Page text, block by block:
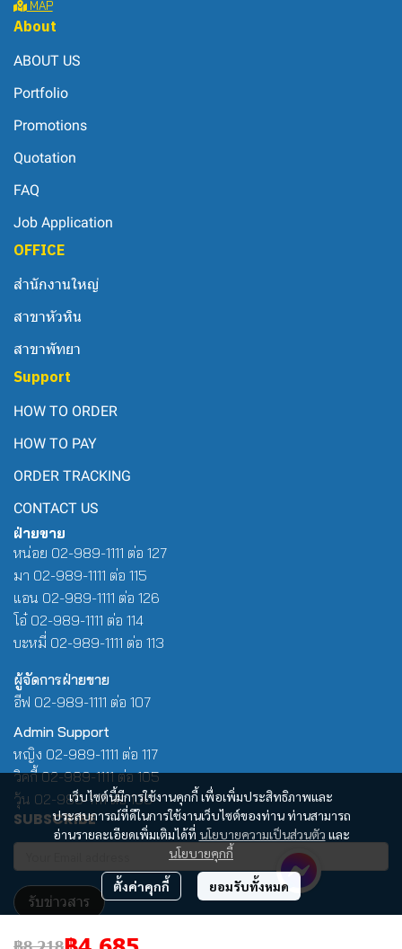
฿8,218
เว็บไซต์นี้มีการใช้งานคุกกี้ เพื่อเพิ่มประสิทธิภาพและ
ประสบการณ์ที่ดีในการใช้งานเว็บไซต์ของท่าน ท่านสามารถ
อ่านรายละเอียดเพิ่มเติมได้ที่ นโยบายความเป็นส่วนตัว และ
นโยบายคุกกี้
ตั้งค่าคุกกี้ ยอมรับทั้งหมด
MAP
About
ABOUT US
Portfolio
Promotions
Quotation
FAQ
Job Application
OFFICE
สำนักงานใหญ่
สาขาหัวหิน
สาขาพัทยา
Support
HOW TO ORDER
HOW TO PAY
ORDER TRACKING
CONTACT US
ฝ่ายขาย
หน่อย 02-989-1111 ต่อ 127
มา 02-989-1111 ต่อ 115
แอน 02-989-1111 ต่อ 126
โอ๋ 02-989-1111 ต่อ 114
บะหมี่ 02-989-1111 ต่อ 113
ผู้จัดการฝ่ายขาย
อีฟ 02-989-1111 ต่อ 107
Admin Support
หญิง 02-989-1111 ต่อ 117
วิคกี้ 02-989-1111 ต่อ 105
วุ้น 02-989-1111 ต่อ 100
SUBSCRIBE
รับข่าวสาร